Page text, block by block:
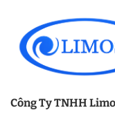
Công Ty TNHH